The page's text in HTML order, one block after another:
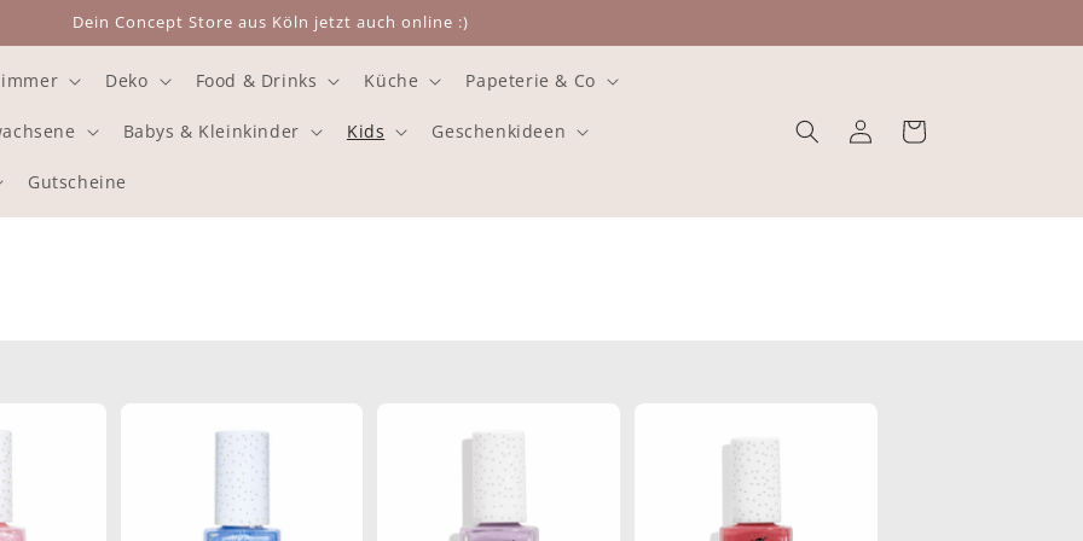
Dein Concept Store aus Köln jetzt auch online :)
Deko Food & Drinks Küche Papeterie & Co
Babys & Kleinkinder Kids Geschenkideen
Gutscheine
EinloggenWarenkorb